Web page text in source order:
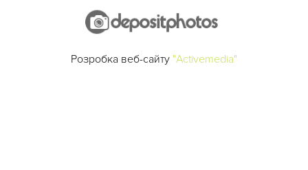
Розробка веб-сайту "Activemedia"